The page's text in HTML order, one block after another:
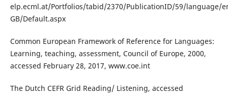
elp.ecml.at/Portfolios/tabid/2370/PublicationID/59/language/
GB/Default.aspx
Common European Framework of Reference for Languages:
Learning, teaching, assessment, Council of Europe, 2000,
accessed February 28, 2017, www.coe.int
The Dutch CEFR Grid Reading/ Listening, accessed